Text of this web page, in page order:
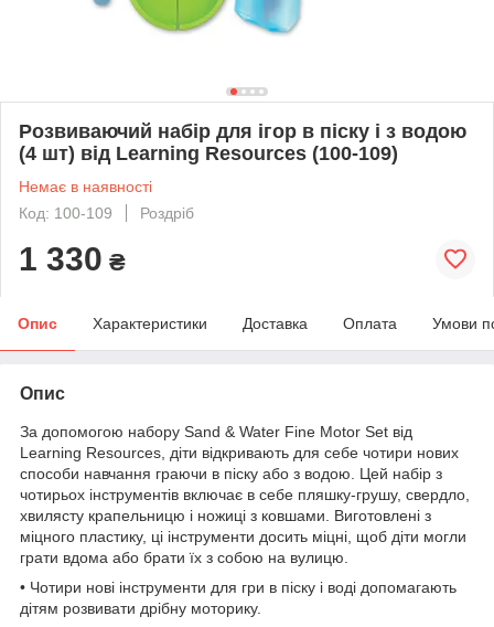
Розвиваючий набір для ігор в піску і з водою
(4 шт) від Learning Resources (100-109)
Немає в наявності
Код: 100-109
Роздріб
1 330 ₴
Опис Характеристики Доставка Оплата Умови
Опис
За допомогою набору Sand & Water Fine Motor Set від
Learning Resources, діти відкривають для себе чотири нових
способи навчання граючи в піску або з водою. Цей набір з
чотирьох інструментів включає в себе пляшку-грушу, свердло,
хвилясту крапельницю і ножиці з ковшами. Виготовлені з
міцного пластику, ці інструменти досить міцні, щоб діти могли
грати вдома або брати їх з собою на вулицю.
• Чотири нові інструменти для гри в піску і воді допомагають
дітям розвивати дрібну моторику.